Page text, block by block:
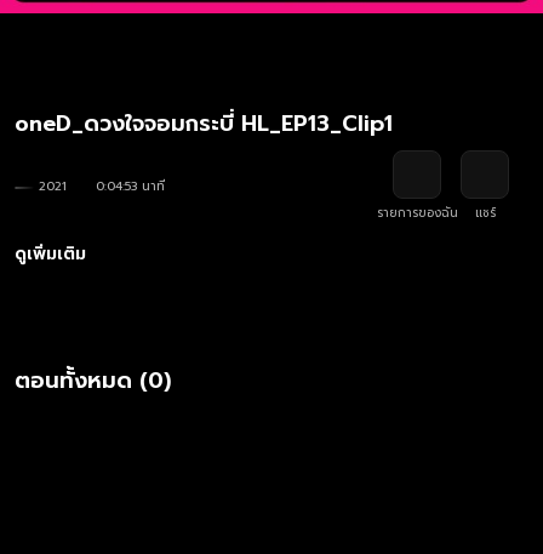
oneD_ดวงใจจอมกระบี่ HL_EP13_Clip1
2021
0:04:53 นาที
รายการของฉัน
แชร์
ดูเพิ่มเติม
ตอนทั้งหมด (0)